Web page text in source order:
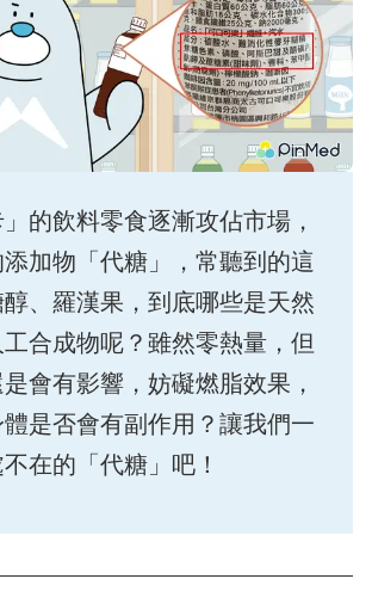
的飲料零食逐漸攻佔市場，
加物「代糖」，常聽到的這
、羅漢果，到底哪些是天然
合成物呢？雖然零熱量，但
會有影響，妨礙燃脂效果，
是否會有副作用？讓我們一
在的「代糖」吧！